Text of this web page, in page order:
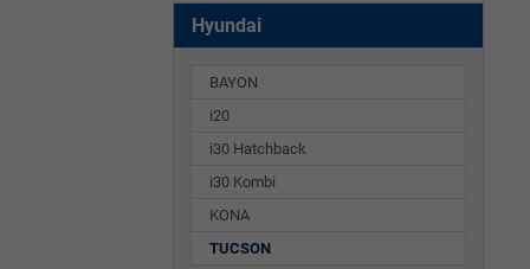
Hyundai
BAYON
i20
i30 Hatchback
i30 Kombi
KONA
TUCSON